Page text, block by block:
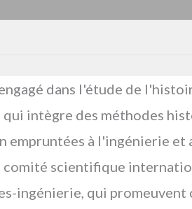
dans l'étude de
intègre des méthodes
à l'ingénierie
scientifique
ingénierie, qui